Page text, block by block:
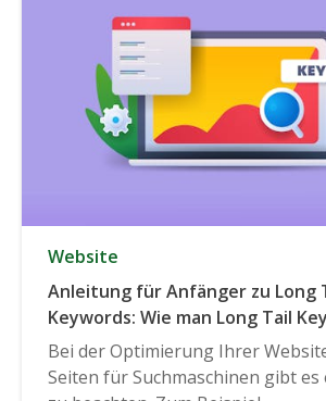
Website
Anleitung für Anfänger zu Long
Keywords: Wie man Long Tail
SEO verwendet
Bei der Optimierung Ihrer
Seiten für Suchmaschinen gibt es